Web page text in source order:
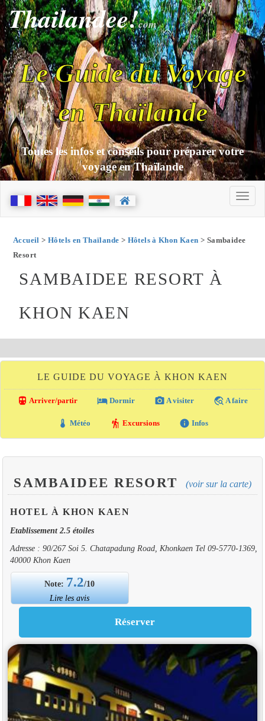
Thailandee!com
Le Guide du Voyage
en Thaïlande
Toutes les infos et conseils pour préparer votre
voyage en Thaïlande
Accueil > Hôtels en Thaïlande > Hôtels à Khon Kaen > Sambaidee
Resort
SAMBAIDEE RESORT À
KHON KAEN
LE GUIDE DU VOYAGE À KHON KAEN
directions_transit Arriver/partir local_hotel Dormir photo_camera A visiter travel_explore A faire
thermostat Météo hiking Excursions info Infos
SAMBAIDEE RESORT (voir sur la carte)
HOTEL À KHON KAEN
Etablissement 2.5 étoiles
Adresse : 90/267 Soi 5. Chatapadung Road, Khonkaen Tel 09-5770-1369,
40000 Khon Kaen
Note: 7.2/10
Lire les avis